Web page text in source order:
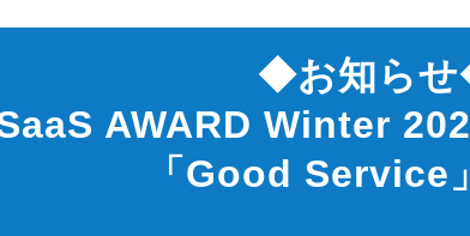
◆お知ら
AWARD Winter
「Good Service